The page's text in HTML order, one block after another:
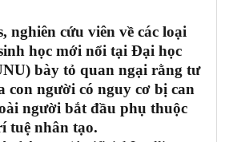
nghiên cứu viên về các loại
học mới nổi tại Đại học
bày tỏ quan ngại rằng tư
con người có nguy cơ bị can
người bắt đầu phụ thuộc
tuệ nhân tạo.